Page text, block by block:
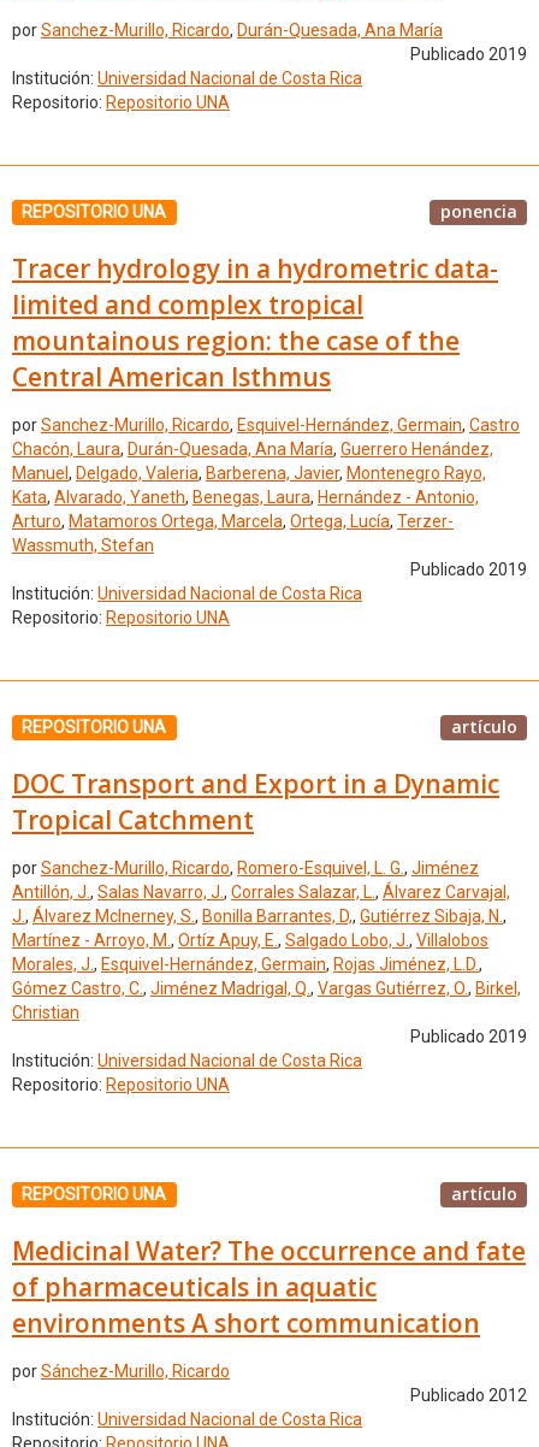
porSanchez-Murillo, Ricardo, Durán-Quesada, Ana María
Publicado 2019
Institución: Universidad Nacional de Costa Rica
Repositorio: Repositorio UNA
REPOSITORIO UNA ponencia
Tracer hydrology in a hydrometric data-
limited and complex tropical
mountainous region: the case of the
Central American Isthmus
porSanchez-Murillo, Ricardo, Esquivel-Hernández, Germain, Castro
Chacón, Laura, Durán-Quesada, Ana María, Guerrero Henández,
Manuel , Delgado, Valeria, Barberena, Javier, Montenegro Rayo,
Kata, Alvarado, Yaneth, Benegas, Laura, Hernández - Antonio,
Arturo, Matamoros Ortega, Marcela, Ortega, Lucía, Terzer-
Wassmuth, Stefan
Publicado 2019
Institución: Universidad Nacional de Costa Rica
Repositorio: Repositorio UNA
REPOSITORIO UNA artículo
DOC Transport and Export in a Dynamic
Tropical Catchment
porSanchez-Murillo, Ricardo, Romero-Esquivel, L. G., Jiménez
Antillón, J., Salas Navarro, J., Corrales Salazar, L., Álvarez Carvajal,
J., Álvarez McInerney, S., Bonilla Barrantes, D,, Gutiérrez Sibaja, N.,
Martínez - Arroyo, M., Ortíz Apuy, E., Salgado Lobo, J., Villalobos
Morales, J., Esquivel-Hernández, Germain, Rojas Jiménez, L.D.,
Gómez Castro, C., Jiménez Madrigal, Q., Vargas Gutiérrez, O., Birkel,
Christian
Publicado 2019
Institución: Universidad Nacional de Costa Rica
Repositorio: Repositorio UNA
REPOSITORIO UNA artículo
Medicinal Water? The occurrence and fate
of pharmaceuticals in aquatic
environments A short communication
porSánchez-Murillo, Ricardo
Publicado 2012
Institución: Universidad Nacional de Costa Rica